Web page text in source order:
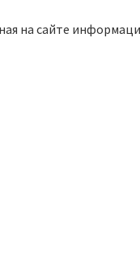
на сайте